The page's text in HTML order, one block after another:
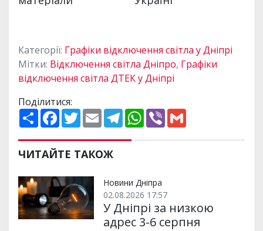
Категорії: Графіки відключення світла у Дніпрі
Мітки: Відключення світла Дніпро, Графіки
відключення світла ДТЕК у Дніпрі
Поділитися:
П
о
и
р
и
и
F
a
e
b
o
k
T
w
t
t
e
E
m
i
l
T
e
e
m
W
h
p
V
ЧИТАЙТЕ ТАКОЖ
Новини Дніпра
02.08.2026 17:57
У Дніпрі за низкою
адрес 3-6 серпня